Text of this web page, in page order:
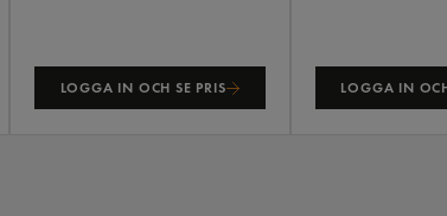
LOGGA IN OCH SE PRIS LOGGA IN